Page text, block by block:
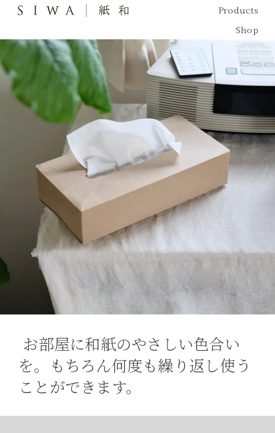
Products
Shop
お部屋に和紙のやさしい色合い
を。もちろん何度も繰り返し使う
ことができます。